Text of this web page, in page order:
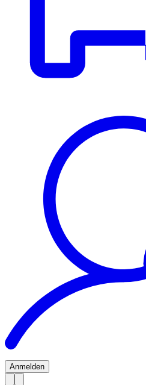
Anmelden